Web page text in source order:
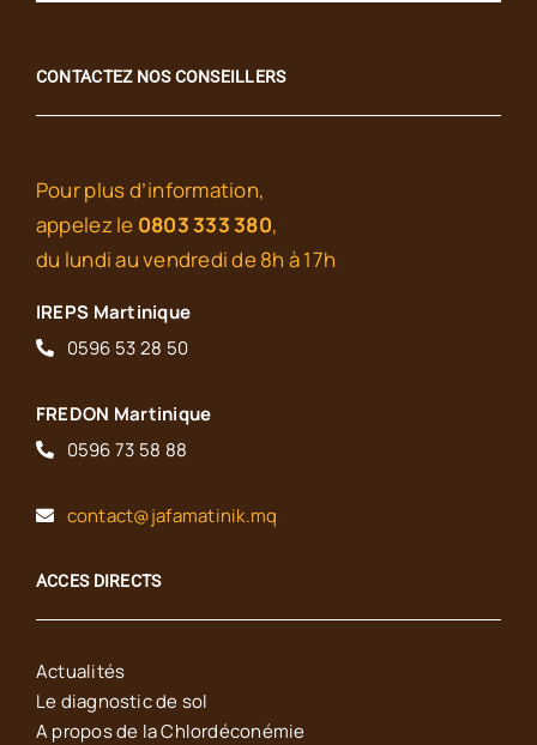
CONTACTEZ NOS CONSEILLERS
Pour plus d’information,
appelez le 0803 333 380,
du lundi au vendredi de 8h à 17h
IREPS Martinique
0596 53 28 50
FREDON Martinique
0596 73 58 88
contact@jafamatinik.mq
ACCES DIRECTS
Actualités
Le diagnostic de sol
A propos de la Chlordéconémie